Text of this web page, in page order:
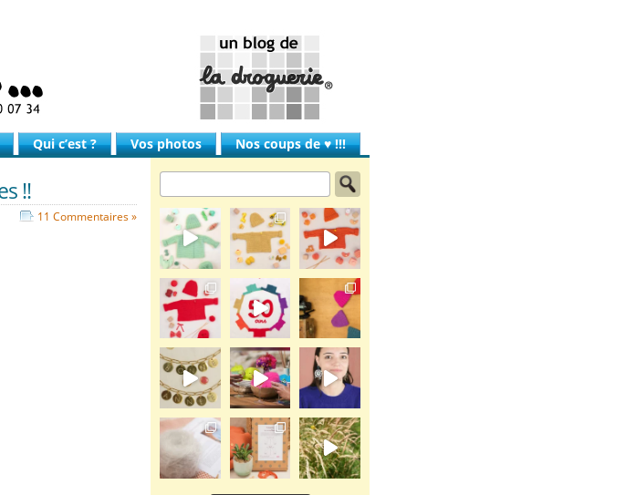
Qui c’est ? Vos photos Nos coups de ♥ !!!
!!
11 Commentaires »